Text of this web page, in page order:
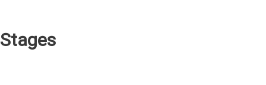
Stages